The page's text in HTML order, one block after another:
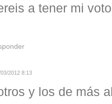
a tener mi
2012 8:13
y los de más